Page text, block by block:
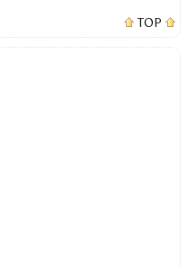
TOP